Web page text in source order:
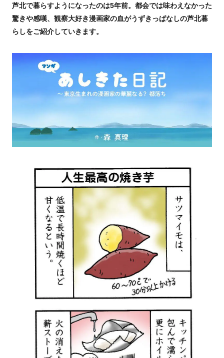
芦北で暮らすようになったのは5年前。都会では味わえなかった
驚きや感嘆、観察大好き漫画家の血がうずきっぱなしの芦北暮
らしをご紹介していきます。